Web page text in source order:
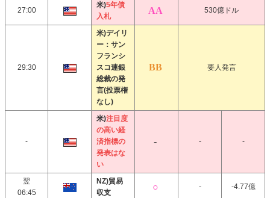
27:00
米)5年債
入札
530億ドル
29:30
米)デイリ
ー：サン
フランシ
スコ連銀
総裁の発
言(投票権
なし)
要人発言
-
米)注目度
の高い経
済指標の
発表はな
い
- -
翌
06:45
NZ)貿易
収支
- -4.77億